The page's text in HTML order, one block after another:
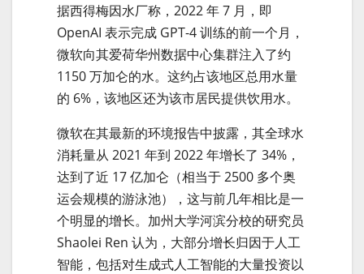
据西得梅因水厂称，2022 年 7 月，即
OpenAI 表示完成 GPT-4 训练的前一个月，
微软向其爱荷华州数据中心集群注入了约
1150 万加仑的水。这约占该地区总用水量
的 6%，该地区还为该市居民提供饮用水。
微软在其最新的环境报告中披露，其全球水
消耗量从 2021 年到 2022 年增长了 34%，
达到了近 17 亿加仑（相当于 2500 多个奥
运会规模的游泳池），这与前几年相比是一
个明显的增长。加州大学河滨分校的研究员
Shaolei Ren 认为，大部分增长归因于人工
智能，包括对生成式人工智能的大量投资以